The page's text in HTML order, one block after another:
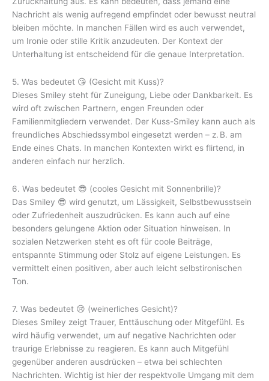
Nachricht als wenig aufregend empfindet oder bewusst neutral
bleiben möchte. In manchen Fällen wird es auch verwendet,
um Ironie oder stille Kritik anzudeuten. Der Kontext der
Unterhaltung ist entscheidend für die genaue Interpretation.
5. Was bedeutet 😘 (Gesicht mit Kuss)?
Dieses Smiley steht für Zuneigung, Liebe oder Dankbarkeit. Es
wird oft zwischen Partnern, engen Freunden oder
Familienmitgliedern verwendet. Der Kuss-Smiley kann auch als
freundliches Abschiedssymbol eingesetzt werden – z. B. am
Ende eines Chats. In manchen Kontexten wirkt es flirtend, in
anderen einfach nur herzlich.
6. Was bedeutet 😎 (cooles Gesicht mit Sonnenbrille)?
Das Smiley 😎 wird genutzt, um Lässigkeit, Selbstbewusstsein
oder Zufriedenheit auszudrücken. Es kann auch auf eine
besonders gelungene Aktion oder Situation hinweisen. In
sozialen Netzwerken steht es oft für coole Beiträge,
entspannte Stimmung oder Stolz auf eigene Leistungen. Es
vermittelt einen positiven, aber auch leicht selbstironischen
Ton.
7. Was bedeutet 😢 (weinerliches Gesicht)?
Dieses Smiley zeigt Trauer, Enttäuschung oder Mitgefühl. Es
wird häufig verwendet, um auf negative Nachrichten oder
traurige Erlebnisse zu reagieren. Es kann auch Mitgefühl
gegenüber anderen ausdrücken – etwa bei schlechten
Nachrichten. Wichtig ist hier der respektvolle Umgang mit dem